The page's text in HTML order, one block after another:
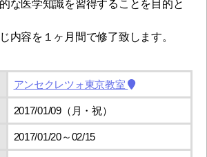
な医学知識を習得することを目的と
内容を１ヶ月間で修了致します。
アンセクレツォ東京教室
2017/01/09（月・祝）
2017/01/20～02/15